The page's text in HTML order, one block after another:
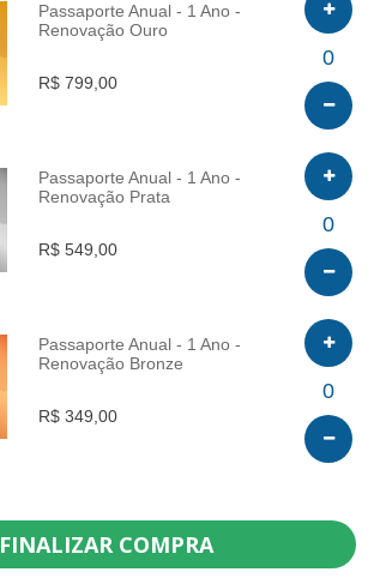
Passaporte Anual - 1 Ano -
Renovação Ouro
R$ 799,00
0
Passaporte Anual - 1 Ano -
Renovação Prata
R$ 549,00
0
Passaporte Anual - 1 Ano -
Renovação Bronze
R$ 349,00
0
FINALIZAR COMPRA